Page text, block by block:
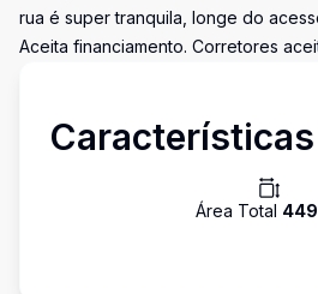
rua é super tranquila, longe do
Aceita financiamento. Corretores
Características
Área Total 449